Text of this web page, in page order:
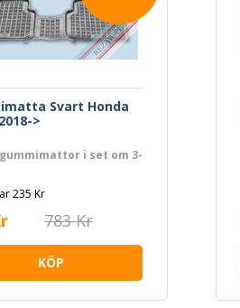
Svart Honda
>
i set om 3-
235 Kr
783 Kr
KÖP